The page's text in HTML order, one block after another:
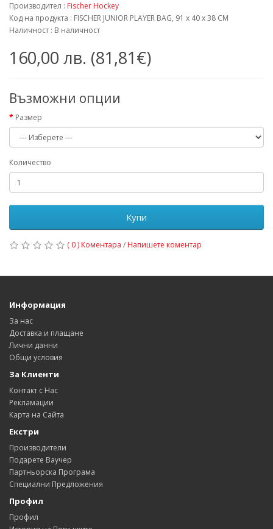
Производител : Fischer Hockey
Код на продукта : FISCHER JUNIOR PLAYER BAG, 91 x 40 x 38 CM
Наличност : В наличност
160,00 лв. (81,81€)
Възможни опции
Размер
Количество
Купи
( 0 ) Коментара / Напишете коментар
Информация
За нас
Доставка и плащане
Лични данни
Общи условия
За Клиенти
Контакт с Нас
Рекламации
Карта на Сайта
Екстри
Производители
Подарете Ваучер
Партньорска Програма
Специални Предложения
Профил
Профил